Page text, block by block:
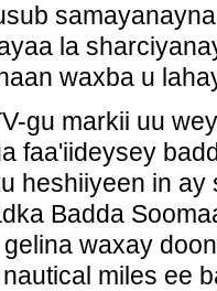
la
waxba u
gu markii uu
faa'iideysey
heshiiyeen in ay
Badda
waxay
miles ee